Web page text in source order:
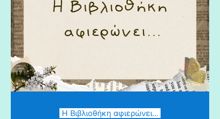
Η Βιβλιοθήκη αφιερώνει...